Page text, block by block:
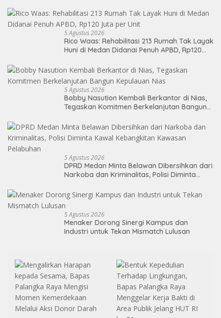
5 Agustus 2026
Rico Waas: Rehabilitasi 213 Rumah Tak Layak
Huni di Medan Didanai Penuh APBD, Rp120
5 Agustus 2026
Bobby Nasution Kembali Berkantor di Nias,
Tegaskan Komitmen Berkelanjutan Bangun
5 Agustus 2026
DPRD Medan Minta Belawan Dibersihkan dari
Narkoba dan Kriminalitas, Polisi Diminta
5 Agustus 2026
Menaker Dorong Sinergi Kampus dan
Industri untuk Tekan Mismatch Lulusan